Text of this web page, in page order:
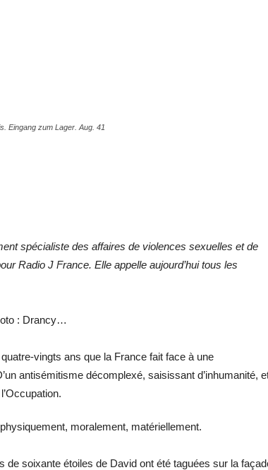
Eingang zum Lager. Aug. 41
spécialiste des affaires de violences sexuelles et de
Radio J France. Elle appelle aujourd’hui tous les
: Drancy…
vingts ans que la France fait face à une
antisémitisme décomplexé, saisissant d’inhumanité,
moralement, matériellement.
de soixante étoiles de David ont été taguées sur la